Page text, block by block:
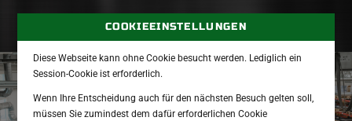
COOKIEEINSTELLUNGEN
Diese Webseite kann ohne Cookie besucht werden. Lediglich ein
Session-Cookie ist erforderlich.
Wenn Ihre Entscheidung auch für den nächsten Besuch gelten soll,
müssen Sie zumindest dem dafür erforderlichen Cookie